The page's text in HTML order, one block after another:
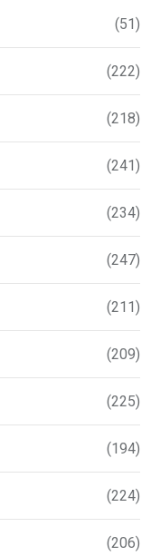
(51)
(222)
(218)
(241)
(234)
(247)
(211)
(209)
(225)
(194)
(224)
(206)